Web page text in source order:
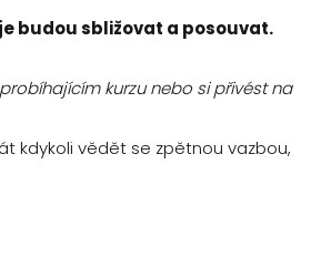
budou sbližovat a posouvat.
kurzu nebo si přivést na
kdykoli vědět se zpětnou vazbou,